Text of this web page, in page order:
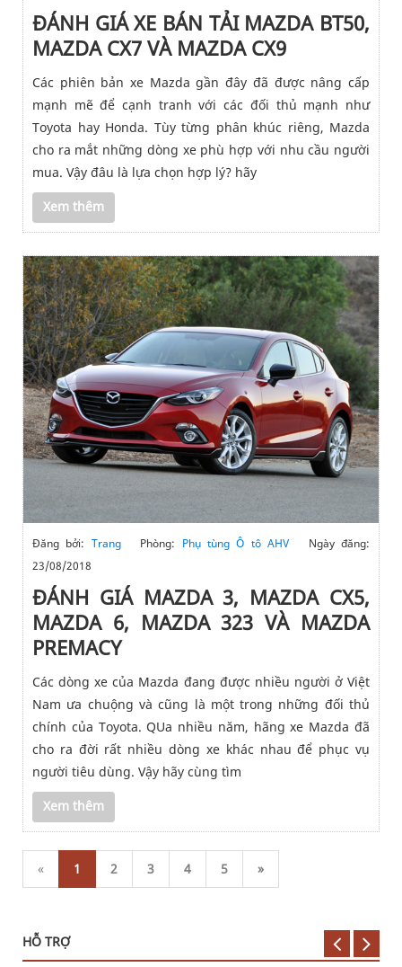
ĐÁNH GIÁ XE BÁN TẢI MAZDA BT50,
MAZDA CX7 VÀ MAZDA CX9
Các phiên bản xe Mazda gần đây đã được nâng cấp
mạnh mẽ để cạnh tranh với các đối thủ mạnh như
Toyota hay Honda. Tùy từng phân khúc riêng, Mazda
cho ra mắt những dòng xe phù hợp với nhu cầu người
mua. Vậy đâu là lựa chọn hợp lý? hãy
Xem thêm
Đăng bởi: TrangPhòng: Phụ tùng Ô tô AHVNgày đăng:
23/08/2018
ĐÁNH GIÁ MAZDA 3, MAZDA CX5,
MAZDA 6, MAZDA 323 VÀ MAZDA
PREMACY
Các dòng xe của Mazda đang được nhiều người ở Việt
Nam ưa chuộng và cũng là một trong những đối thủ
chính của Toyota. QUa nhiều năm, hãng xe Mazda đã
cho ra đời rất nhiều dòng xe khác nhau để phục vụ
người tiêu dùng. Vậy hãy cùng tìm
Xem thêm
« 1 2 3 4 5 »
HỖ TRỢ